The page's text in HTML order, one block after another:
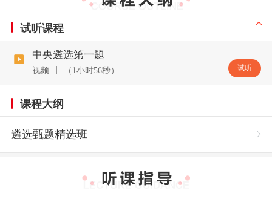
试听课程
试听
中央遴选第一题
视频 （1小时56秒）
课程大纲
遴选甄题精选班